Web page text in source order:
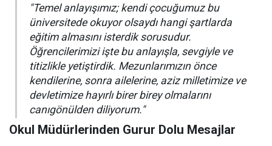
"Temel anlayışımız; kendi çocuğumuz bu
üniversitede okuyor olsaydı hangi şartlarda
eğitim almasını isterdik sorusudur.
Öğrencilerimizi işte bu anlayışla, sevgiyle ve
titizlikle yetiştirdik. Mezunlarımızın önce
kendilerine, sonra ailelerine, aziz milletimize ve
devletimize hayırlı birer birey olmalarını
canıgönülden diliyorum."
Okul Müdürlerinden Gurur Dolu Mesajlar